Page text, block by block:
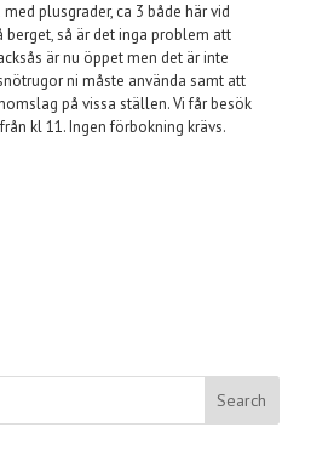
plusgrader, ca 3 både här vid
berget, så är det inga problem att
är nu öppet men det är inte
ni måste använda samt att
på vissa ställen. Vi får besök
kl 11. Ingen förbokning krävs.